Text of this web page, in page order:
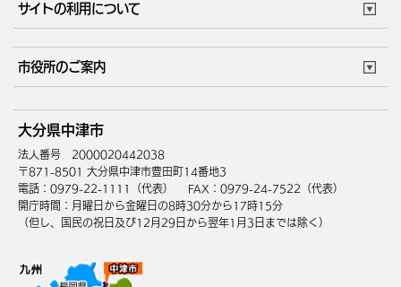
サイトの利用について
サイトマップ
市役所のご案内
庁舎地図 組織案内
中津市へのアクセス
大分県中津市
法人番号 2000020442038
〒871-8501 大分県中津市豊田町14番地3
電話：0979-22-1111（代表）
FAX：0979-24-7522（代表）
開庁時間：月曜日から金曜日の8時30分から17時15分
（但し、国民の祝日及び12月29日から翌年1月3日までは除く）